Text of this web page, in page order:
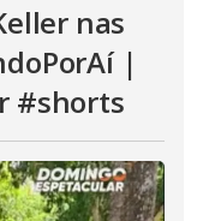
nas
|
#shorts